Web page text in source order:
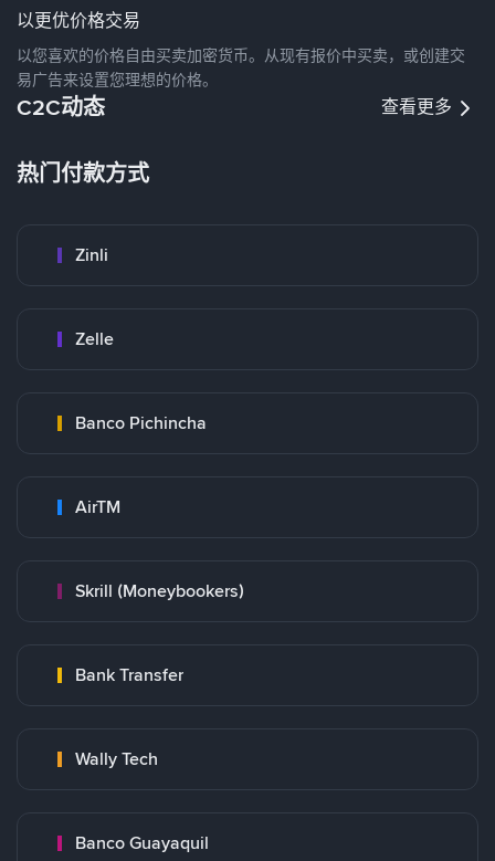
以更优价格交易
以您喜欢的价格自由买卖加密货币。从现有报价中买卖，或创建交
易广告来设置您理想的价格。
C2C动态 查看更多
热门付款方式
Zinli
Zelle
Banco Pichincha
AirTM
Skrill (Moneybookers)
Bank Transfer
Wally Tech
Banco Guayaquil